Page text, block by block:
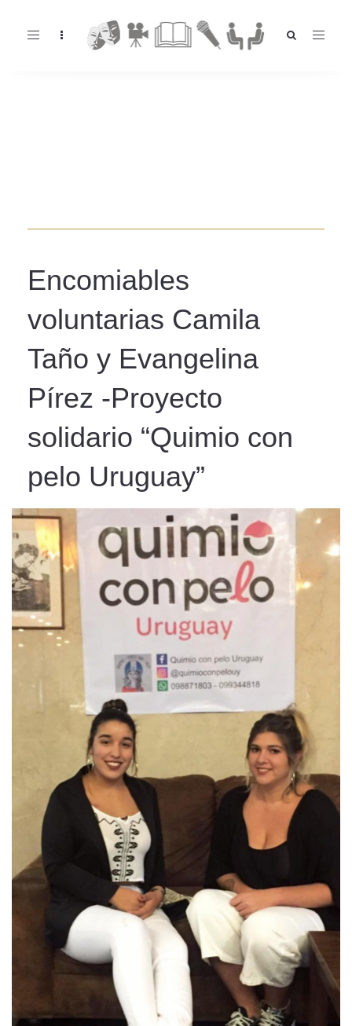
Toggle
Encomiables
voluntarias Camila
Taño y Evangelina
Pírez -Proyecto
solidario “Quimio con
pelo Uruguay”